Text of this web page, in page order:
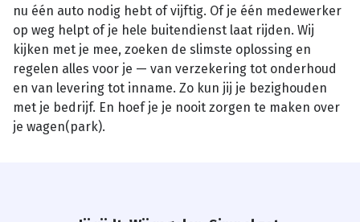
nu één auto nodig hebt of vijftig. Of je één medewerker
op weg helpt of je hele buitendienst laat rijden. Wij
kijken met je mee, zoeken de slimste oplossing en
regelen alles voor je — van verzekering tot onderhoud
en van levering tot inname. Zo kun jij je bezighouden
met je bedrijf. En hoef je je nooit zorgen te maken over
je wagen(park).